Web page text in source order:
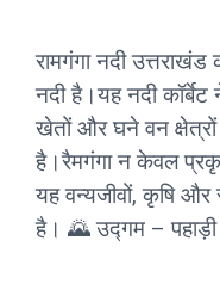
रामगंगा नदी
नदी है।यह नदी कॉर्बेट
खेतों और घने वन क्षेत्रों
है।रैमगंगा न केवल
यह वन्यजीवों, कृषि और
है। 🌄 उद्गम –